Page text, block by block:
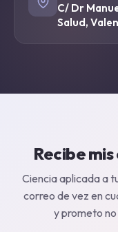
C/ Dr
Salud,
Recibe
Ciencia aplicada a
correo de vez en
y prometo